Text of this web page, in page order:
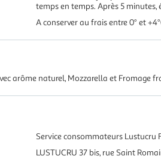
temps en temps. Après 5
A conserver au frais entre 0° et
arôme naturel, Mozzarella et Fromage
Service consommateurs Lustucru
LUSTUCRU 37 bis, rue Saint